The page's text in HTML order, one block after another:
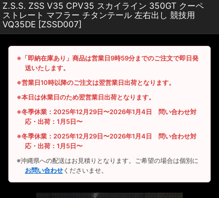
Z.S.S. ZSS V35 CPV35 スカイライン 350GT クーペ
ストレート マフラー チタンテール 左右出し 競技用
VQ35DE [ZSSD007]
※「即納在庫あり」商品は営業日9時59分までのご注文で即日発
送いたします。
※営業日10時以降のご注文は翌営業日出荷となります。
※本日は休業日のため翌営業日出荷となります。
※冬季休業：2025年12月29日〜2026年1月4日 問い合わせ対
応・出荷：1月5日〜
※冬季休業：2025年12月29日〜2026年1月4日 問い合わせ対
応・出荷：1月5日〜
※沖縄県への配送はお見積りとなります。ご希望の場合は個別に
お問い合わせくださいませ。